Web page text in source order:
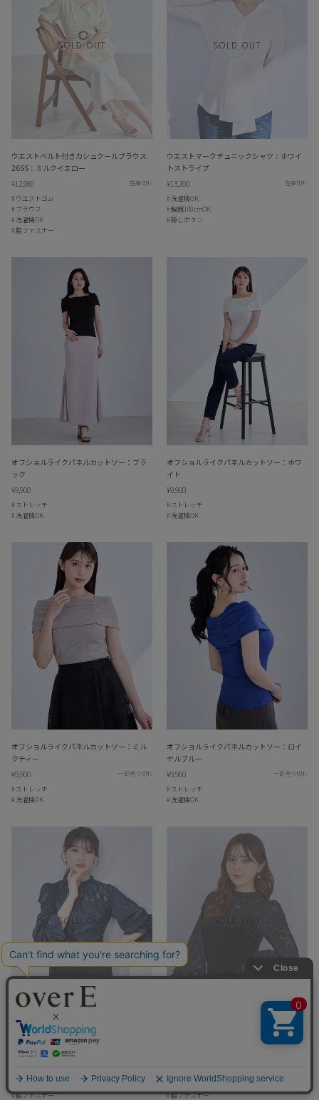
SOLD OUT
ウエストベルト付きカシュクールブラウス
26SS：ミルクイエロー
¥12,980
在庫切れ
ウエストゴム
ブラウス
洗濯機OK
脇ファスナー
SOLD OUT
ウエストマークチュニックシャツ：ホワイ
トストライプ
¥13,200
在庫切れ
洗濯機OK
胸囲100cmOK
隠しボタン
オフショルライクパネルカットソー：ブラ
ック
¥9,900
ストレッチ
洗濯機OK
オフショルライクパネルカットソー：ホワ
イト
¥9,900
ストレッチ
洗濯機OK
オフショルライクパネルカットソー：ミル
クティー
¥9,900
一部売り切れ
ストレッチ
洗濯機OK
オフショルライクパネルカットソー：ロイ
ヤルブルー
¥9,900
一部売り切れ
ストレッチ
洗濯機OK
SOLD OUT
キャンディスリーブジャカードブラウス：ネ
イビー
¥12,100
ブラウス
洗濯機OK
脇ファスナー
SOLD OUT
キャンディスリーブジャカードブラウス：ブ
ブラウス
洗濯機OK
脇ファスナー
リニットとボルドーカラーの組み合